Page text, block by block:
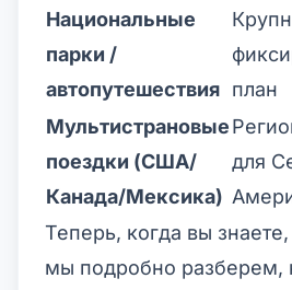
Национальные
парки /
автопутешествия план
Мультистрановые
поездки (США/
Канада/Мексика)
для
Теперь, когда вы
мы подробно разберем,